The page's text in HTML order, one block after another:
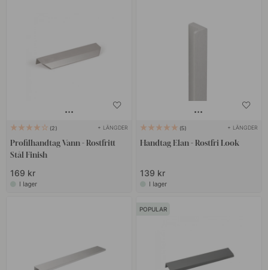
2 + LÄNGDER
Profilhandtag Vann - Rostfritt
Stål Finish
169 kr
I lager
5 + LÄNGDER
Handtag Elan - Rostfri Look
139 kr
I lager
POPULAR